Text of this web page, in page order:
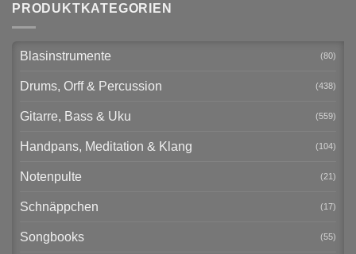
PRODUKTKATEGORIEN
Blasinstrumente (80)
Drums, Orff & Percussion (438)
Gitarre, Bass & Uku (559)
Handpans, Meditation & Klang (104)
Notenpulte (21)
Schnäppchen (17)
Songbooks (55)